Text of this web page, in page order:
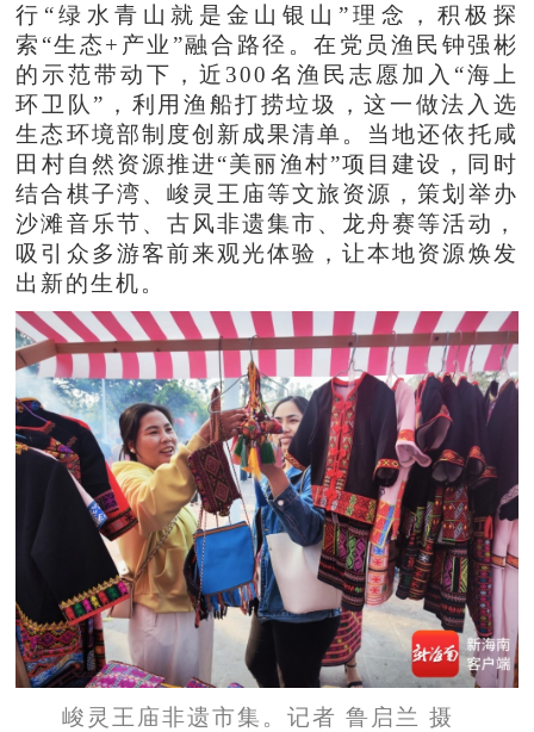
行“绿水青山就是金山银山”理念，积极探
索“生态+产业”融合路径。在党员渔民钟强彬
的示范带动下，近300名渔民志愿加入“海上
环卫队”，利用渔船打捞垃圾，这一做法入选
生态环境部制度创新成果清单。当地还依托咸
田村自然资源推进“美丽渔村”项目建设，同时
结合棋子湾、峻灵王庙等文旅资源，策划举办
沙滩音乐节、古风非遗集市、龙舟赛等活动，
吸引众多游客前来观光体验，让本地资源焕发
出新的生机。
峻灵王庙非遗市集。记者 鲁启兰 摄